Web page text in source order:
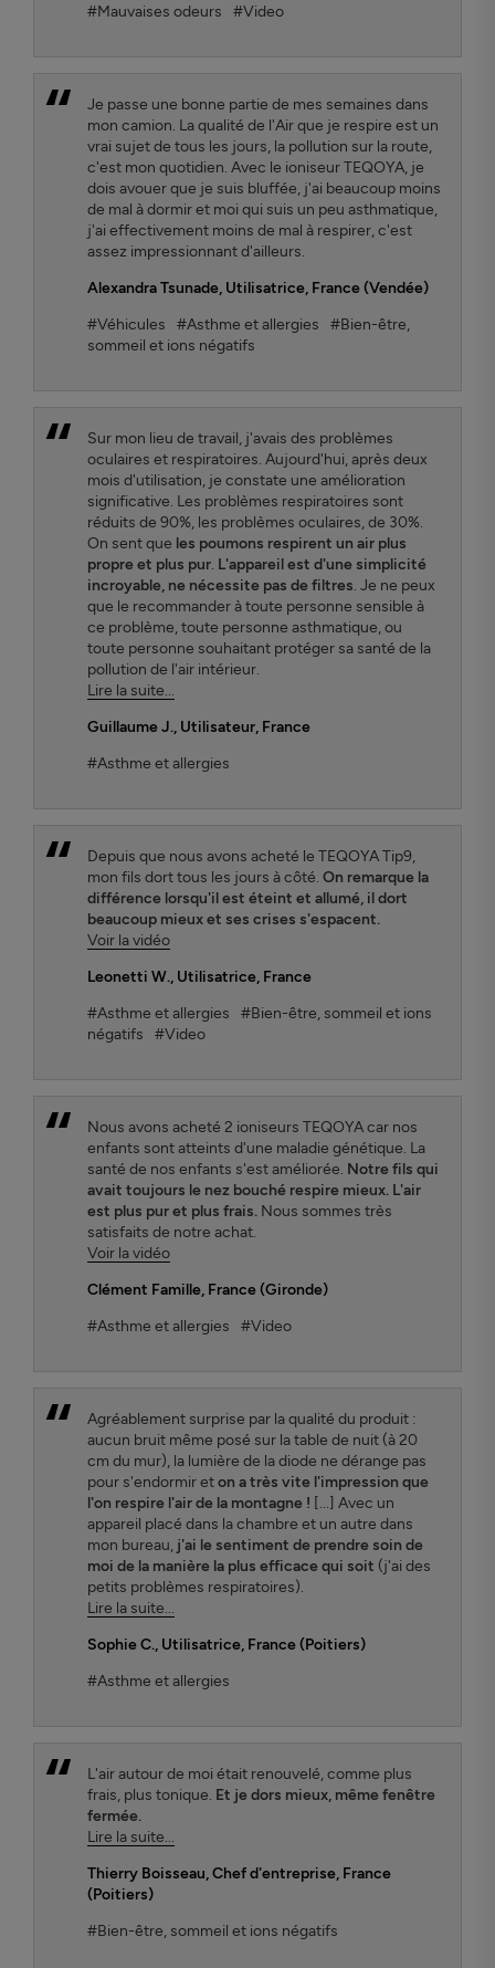
#Mauvaises odeurs
#Video
Je passe une bonne partie de mes semaines dans
mon camion. La qualité de l'Air que je respire est un
vrai sujet de tous les jours, la pollution sur la route,
c'est mon quotidien. Avec le ioniseur TEQOYA, je
dois avouer que je suis bluffée, j'ai beaucoup moins
de mal à dormir et moi qui suis un peu asthmatique,
j'ai effectivement moins de mal à respirer, c'est
assez impressionnant d'ailleurs.
Alexandra Tsunade, Utilisatrice, France (Vendée)
#Véhicules
#Asthme et allergies
#Bien-être,
sommeil et ions négatifs
Sur mon lieu de travail, j'avais des problèmes
oculaires et respiratoires. Aujourd'hui, après deux
mois d'utilisation, je constate une amélioration
significative. Les problèmes respiratoires sont
réduits de 90%, les problèmes oculaires, de 30%.
On sent que les poumons respirent un air plus
propre et plus pur. L'appareil est d'une simplicité
incroyable, ne nécessite pas de filtres. Je ne peux
que le recommander à toute personne sensible à
ce problème, toute personne asthmatique, ou
toute personne souhaitant protéger sa santé de la
pollution de l'air intérieur.
Lire la suite...
Guillaume J., Utilisateur, France
#Asthme et allergies
Depuis que nous avons acheté le TEQOYA Tip9,
mon fils dort tous les jours à côté. On remarque la
différence lorsqu'il est éteint et allumé, il dort
beaucoup mieux et ses crises s'espacent.
Voir la vidéo
Leonetti W., Utilisatrice, France
#Asthme et allergies
#Bien-être, sommeil et ions
négatifs
#Video
Nous avons acheté 2 ioniseurs TEQOYA car nos
enfants sont atteints d'une maladie génétique. La
santé de nos enfants s'est améliorée. Notre fils qui
avait toujours le nez bouché respire mieux. L'air
est plus pur et plus frais.Nous sommes très
satisfaits de notre achat.
Voir la vidéo
Clément Famille, France (Gironde)
#Asthme et allergies
#Video
Agréablement surprise par la qualité du produit :
aucun bruit même posé sur la table de nuit (à 20
cm du mur), la lumière de la diode ne dérange pas
pour s'endormir eton a très vite l'impression que
l'on respire l'air de la montagne ! [...] Avec un
appareil placé dans la chambre et un autre dans
mon bureau, j'ai le sentiment de prendre soin de
moi de la manière la plus efficace qui soit (j'ai des
petits problèmes respiratoires).
Lire la suite...
Sophie C., Utilisatrice, France (Poitiers)
#Asthme et allergies
L'air autour de moi était renouvelé, comme plus
frais, plus tonique. Et je dors mieux, même fenêtre
fermée.
Lire la suite...
Thierry Boisseau, Chef d'entreprise, France
(Poitiers)
#Bien-être, sommeil et ions négatifs